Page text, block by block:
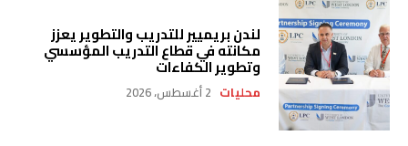
لندن بريميير للتدريب والتطوير يعزز
مكانته في قطاع التدريب المؤسسي
وتطوير الكفاءات
محليات 2 أغسطس، 2026